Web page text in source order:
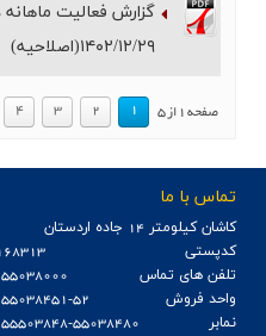
۱۴۰۲/۱۲/۲۹(اصلاحیه)
صفحه 1 از 5
1
2
3
4
تماس با ما
كاشان كيلومتر 14 جاده اردستان
کدپستی
تلفن های تماس
55038000 (031)
واحد فروش
55038451-52 (031)
نمابر
55503848-55038480 (031)